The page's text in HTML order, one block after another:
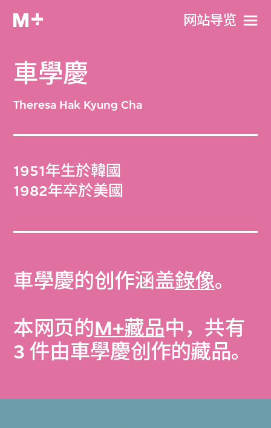
网站导览
車學慶
Theresa Hak Kyung Cha
1951年生於韓國
1982年卒於美國
車學慶的创作涵盖錄像。
本网页的M+藏品中，共有
3 件由車學慶创作的藏品。